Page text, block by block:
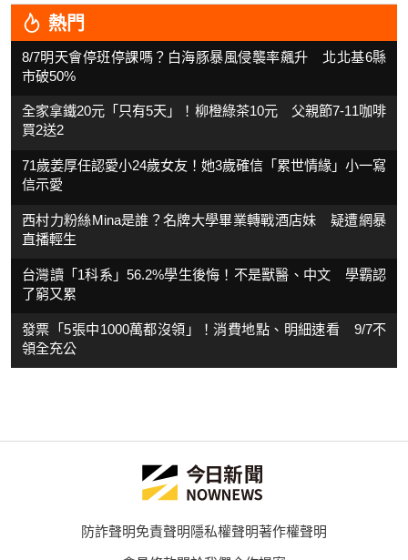
熱門
8/7明天會停班停課嗎？白海豚暴風侵襲率飆升 北北基6縣
市破50%
全家拿鐵20元「只有5天」！柳橙綠茶10元 父親節7-11咖啡
買2送2
71歲姜厚任認愛小24歲女友！她3歲確信「累世情緣」小一寫
信示愛
西村力粉絲Mina是誰？名牌大學畢業轉戰酒店妹 疑遭網暴
直播輕生
台灣讀「1科系」56.2%學生後悔！不是獸醫、中文 學霸認
了窮又累
發票「5張中1000萬都沒領」！消費地點、明細速看 9/7不
領全充公
防詐聲明免責聲明隱私權聲明著作權聲明